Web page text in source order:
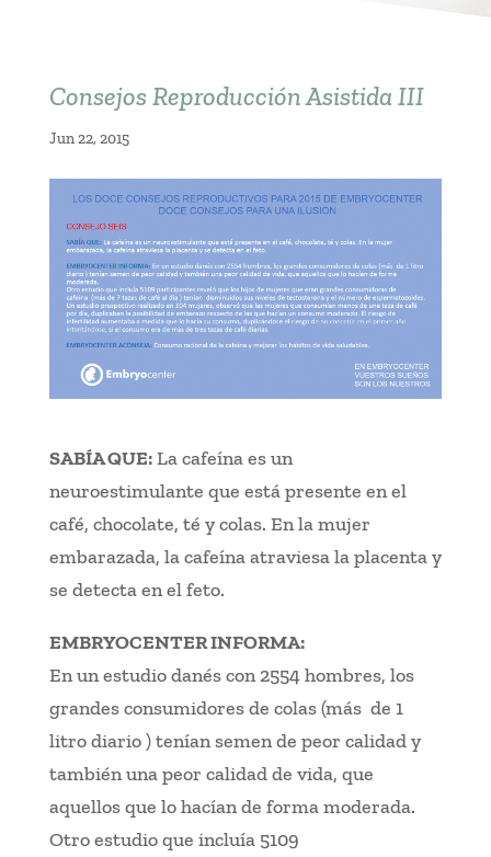
Consejos Reproducción Asistida III
Jun 22, 2015
SABÍA QUE:La cafeína es un
neuroestimulante que está presente en el
café, chocolate, té y colas. En la mujer
embarazada, la cafeína atraviesa la placenta y
se detecta en el feto.
EMBRYOCENTER INFORMA:
En un estudio danés con 2554 hombres, los
grandes consumidores de colas (más de 1
litro diario ) tenían semen de peor calidad y
también una peor calidad de vida, que
aquellos que lo hacían de forma moderada.
Otro estudio que incluía 5109